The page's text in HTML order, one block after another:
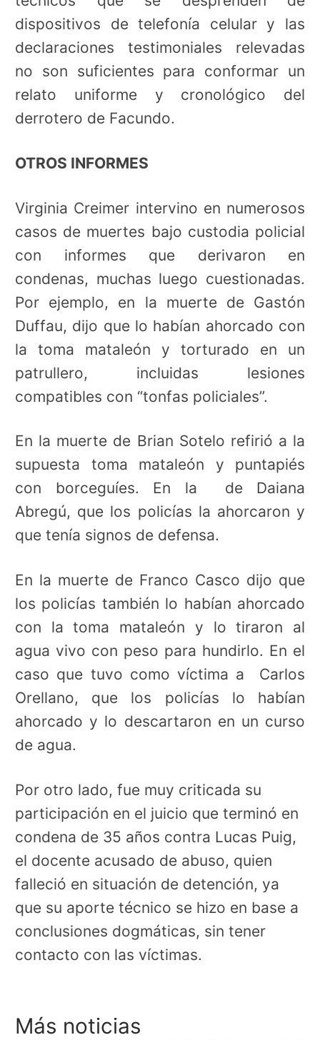
dispositivos de telefonía celular y las
declaraciones testimoniales relevadas
no son suficientes para conformar un
relato uniforme y cronológico del
derrotero de Facundo.
OTROS INFORMES
Virginia Creimer intervino en numerosos
casos de muertes bajo custodia policial
con informes que derivaron en
condenas, muchas luego cuestionadas.
Por ejemplo, en la muerte de Gastón
Duffau, dijo que lo habían ahorcado con
la toma mataleón y torturado en un
patrullero, incluidas lesiones
compatibles con “tonfas policiales”.
En la muerte de Brian Sotelo refirió a la
supuesta toma mataleón y puntapiés
con borceguíes. En la de Daiana
Abregú, que los policías la ahorcaron y
que tenía signos de defensa.
En la muerte de Franco Casco dijo que
los policías también lo habían ahorcado
con la toma mataleón y lo tiraron al
agua vivo con peso para hundirlo. En el
caso que tuvo como víctima a Carlos
Orellano, que los policías lo habían
ahorcado y lo descartaron en un curso
de agua.
Por otro lado, fue muy criticada su
participación en el juicio que terminó en
condena de 35 años contra Lucas Puig,
el docente acusado de abuso, quien
falleció en situación de detención, ya
que su aporte técnico se hizo en base a
conclusiones dogmáticas, sin tener
contacto con las víctimas.
Más noticias